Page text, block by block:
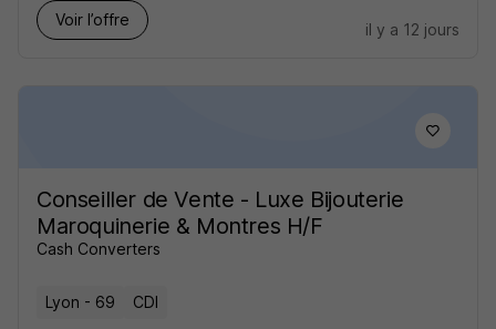
Voir l’offre
il y a 12 jours
Conseiller de Vente - Luxe Bijouterie
Maroquinerie & Montres H/F
Cash Converters
Lyon - 69 CDI